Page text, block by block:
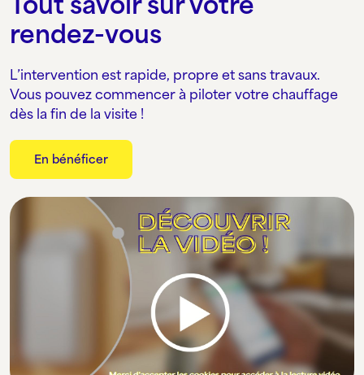
rendez-vous
L’intervention est rapide, propre et sans travaux.
Vous pouvez commencer à piloter votre chauffage
dès la fin de la visite !
En bénéficer